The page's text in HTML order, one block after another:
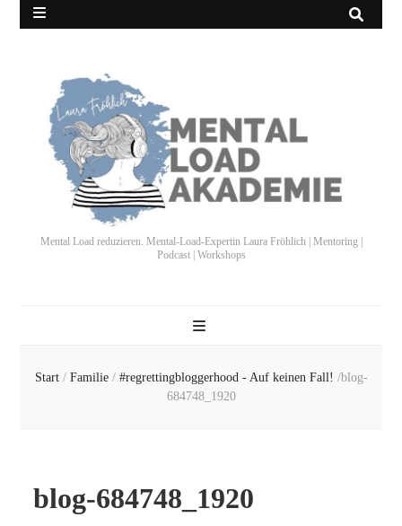
Mental Load reduzieren. Mental-Load-Expertin Laura Fröhlich | Mentoring |
Podcast | Workshops
Start / Familie / #regrettingbloggerhood - Auf keinen Fall! /blog-
684748_1920
blog-684748_1920